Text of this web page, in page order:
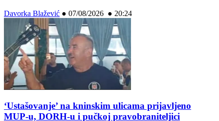
Davorka Blažević ● 07/08/2026 ● 20:24
‘Ustašovanje’ na kninskim ulicama prijavljeno
MUP-u, DORH-u i pučkoj pravobraniteljici